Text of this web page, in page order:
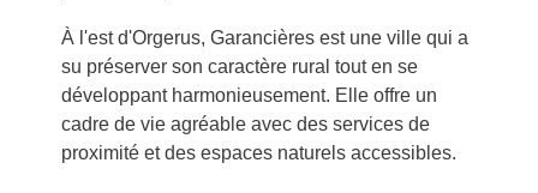
À l'est d'Orgerus, Garancières est une ville qui a
su préserver son caractère rural tout en se
développant harmonieusement. Elle offre un
cadre de vie agréable avec des services de
proximité et des espaces naturels accessibles.